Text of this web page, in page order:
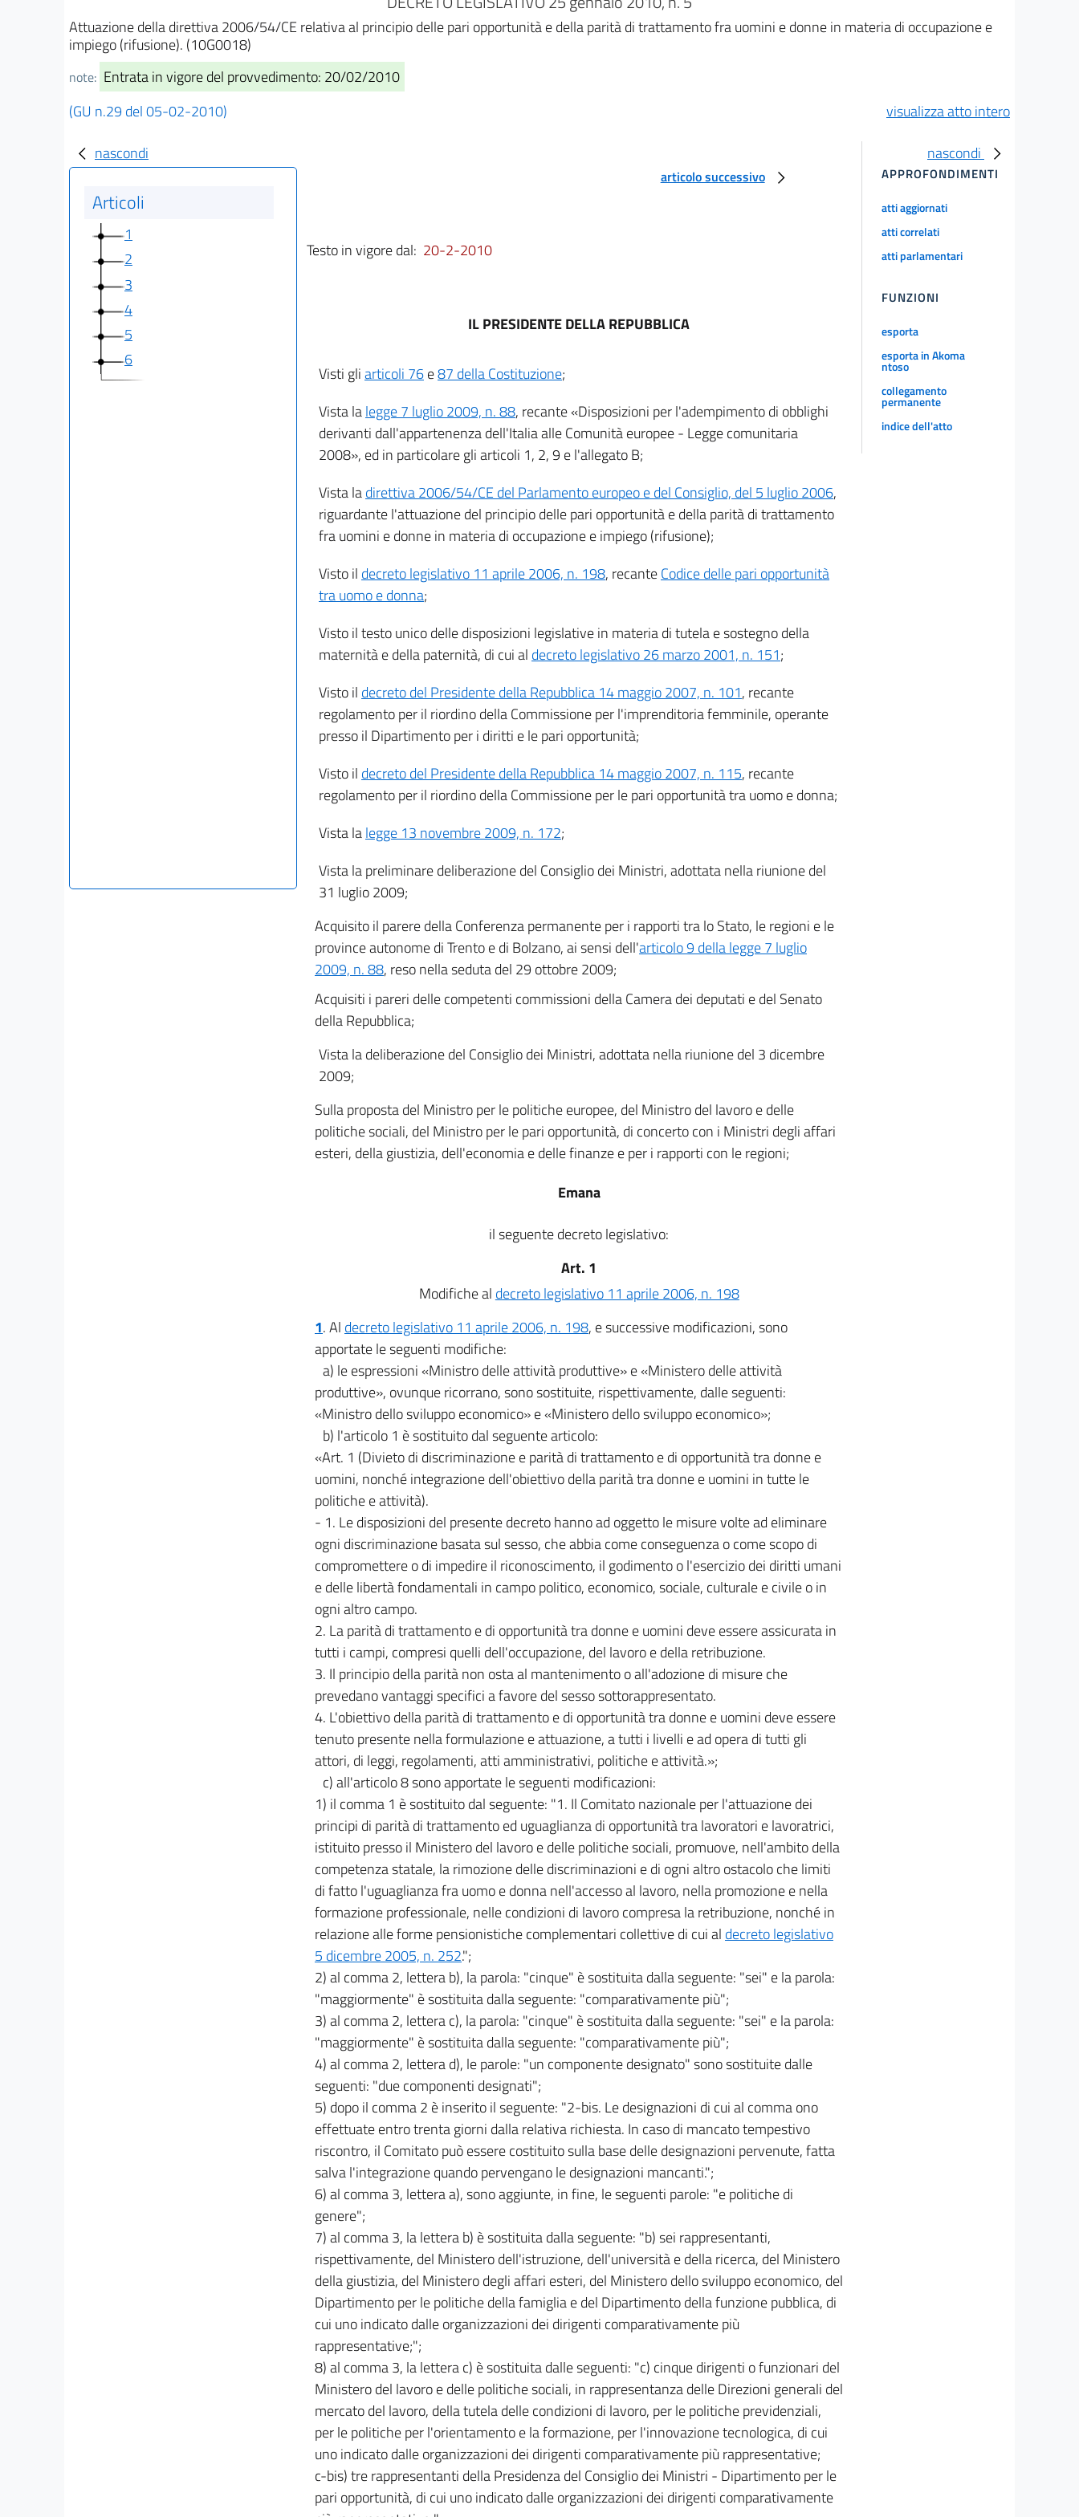
Attuazione della direttiva 2006/54/CE relativa al principio delle pari opportunità e della parità di trattamento fra uomini e donne in materia di occupazione e
impiego (rifusione). (10G0018)
note: Entrata in vigore del provvedimento: 20/02/2010
(GU n.29 del 05-02-2010)
visualizza atto intero
nascondi
Articoli
1
2
3
4
5
6
articolo successivo
Testo in vigore dal: 20-2-2010
IL PRESIDENTE DELLA REPUBBLICA
Visti gliarticoli 76e87 della Costituzione;
Vista lalegge 7 luglio 2009, n. 88, recante «Disposizioni per l'adempimento di obblighi
derivanti dall'appartenenza dell'Italia alle Comunità europee - Legge comunitaria
2008», ed in particolare gli articoli 1, 2, 9 e l'allegato B;
Vista ladirettiva 2006/54/CE del Parlamento europeo e del Consiglio, del 5 luglio 2006,
riguardante l'attuazione del principio delle pari opportunità e della parità di trattamento
fra uomini e donne in materia di occupazione e impiego (rifusione);
Visto il decreto legislativo 11 aprile 2006, n. 198, recanteCodice delle pari opportunità
tra uomo e donna;
Visto il testo unico delle disposizioni legislative in materia di tutela e sostegno della
maternità e della paternità, di cui al decreto legislativo 26 marzo 2001, n. 151;
Visto il decreto del Presidente della Repubblica 14 maggio 2007, n. 101, recante
regolamento per il riordino della Commissione per l'imprenditoria femminile, operante
presso il Dipartimento per i diritti e le pari opportunità;
Visto il decreto del Presidente della Repubblica 14 maggio 2007, n. 115, recante
regolamento per il riordino della Commissione per le pari opportunità tra uomo e donna;
Vista lalegge 13 novembre 2009, n. 172;
Vista la preliminare deliberazione del Consiglio dei Ministri, adottata nella riunione del
31 luglio 2009;
Acquisito il parere della Conferenza permanente per i rapporti tra lo Stato, le regioni e le
province autonome di Trento e di Bolzano, ai sensi dell'articolo 9 della legge 7 luglio
2009, n. 88, reso nella seduta del 29 ottobre 2009;
Acquisiti i pareri delle competenti commissioni della Camera dei deputati e del Senato
della Repubblica;
Vista la deliberazione del Consiglio dei Ministri, adottata nella riunione del 3 dicembre
2009;
Sulla proposta del Ministro per le politiche europee, del Ministro del lavoro e delle
politiche sociali, del Ministro per le pari opportunità, di concerto con i Ministri degli affari
esteri, della giustizia, dell'economia e delle finanze e per i rapporti con le regioni;
Emana
il seguente decreto legislativo:
Art. 1
Modifiche al decreto legislativo 11 aprile 2006, n. 198
1. Al decreto legislativo 11 aprile 2006, n. 198, e successive modificazioni, sono
apportate le seguenti modifiche:
a) le espressioni «Ministro delle attività produttive» e «Ministero delle attività
produttive», ovunque ricorrano, sono sostituite, rispettivamente, dalle seguenti:
«Ministro dello sviluppo economico» e «Ministero dello sviluppo economico»;
b) l'articolo 1 è sostituito dal seguente articolo:
«Art. 1 (Divieto di discriminazione e parità di trattamento e di opportunità tra donne e
uomini, nonché integrazione dell'obiettivo della parità tra donne e uomini in tutte le
politiche e attività).
- 1. Le disposizioni del presente decreto hanno ad oggetto le misure volte ad eliminare
ogni discriminazione basata sul sesso, che abbia come conseguenza o come scopo di
compromettere o di impedire il riconoscimento, il godimento o l'esercizio dei diritti umani
e delle libertà fondamentali in campo politico, economico, sociale, culturale e civile o in
ogni altro campo.
2. La parità di trattamento e di opportunità tra donne e uomini deve essere assicurata in
tutti i campi, compresi quelli dell'occupazione, del lavoro e della retribuzione.
3. Il principio della parità non osta al mantenimento o all'adozione di misure che
prevedano vantaggi specifici a favore del sesso sottorappresentato.
4. L'obiettivo della parità di trattamento e di opportunità tra donne e uomini deve essere
tenuto presente nella formulazione e attuazione, a tutti i livelli e ad opera di tutti gli
attori, di leggi, regolamenti, atti amministrativi, politiche e attività.»;
c) all'articolo 8 sono apportate le seguenti modificazioni:
1) il comma 1 è sostituito dal seguente: "1. Il Comitato nazionale per l'attuazione dei
principi di parità di trattamento ed uguaglianza di opportunità tra lavoratori e lavoratrici,
istituito presso il Ministero del lavoro e delle politiche sociali, promuove, nell'ambito della
competenza statale, la rimozione delle discriminazioni e di ogni altro ostacolo che limiti
di fatto l'uguaglianza fra uomo e donna nell'accesso al lavoro, nella promozione e nella
formazione professionale, nelle condizioni di lavoro compresa la retribuzione, nonché in
relazione alle forme pensionistiche complementari collettive di cui al decreto legislativo
5 dicembre 2005, n. 252.";
2) al comma 2, lettera b), la parola: "cinque" è sostituita dalla seguente: "sei" e la parola:
"maggiormente" è sostituita dalla seguente: "comparativamente più";
3) al comma 2, lettera c), la parola: "cinque" è sostituita dalla seguente: "sei" e la parola:
"maggiormente" è sostituita dalla seguente: "comparativamente più";
4) al comma 2, lettera d), le parole: "un componente designato" sono sostituite dalle
seguenti: "due componenti designati";
5) dopo il comma 2 è inserito il seguente: "2-bis. Le designazioni di cui al comma ono
effettuate entro trenta giorni dalla relativa richiesta. In caso di mancato tempestivo
riscontro, il Comitato può essere costituito sulla base delle designazioni pervenute, fatta
salva l'integrazione quando pervengano le designazioni mancanti.";
6) al comma 3, lettera a), sono aggiunte, in fine, le seguenti parole: "e politiche di
genere";
7) al comma 3, la lettera b) è sostituita dalla seguente: "b) sei rappresentanti,
rispettivamente, del Ministero dell'istruzione, dell'università e della ricerca, del Ministero
della giustizia, del Ministero degli affari esteri, del Ministero dello sviluppo economico, del
Dipartimento per le politiche della famiglia e del Dipartimento della funzione pubblica, di
cui uno indicato dalle organizzazioni dei dirigenti comparativamente più
rappresentative;";
8) al comma 3, la lettera c) è sostituita dalle seguenti: "c) cinque dirigenti o funzionari del
Ministero del lavoro e delle politiche sociali, in rappresentanza delle Direzioni generali del
mercato del lavoro, della tutela delle condizioni di lavoro, per le politiche previdenziali,
per le politiche per l'orientamento e la formazione, per l'innovazione tecnologica, di cui
uno indicato dalle organizzazioni dei dirigenti comparativamente più rappresentative;
c-bis) tre rappresentanti della Presidenza del Consiglio dei Ministri - Dipartimento per le
pari opportunità, di cui uno indicato dalle organizzazioni dei dirigenti comparativamente
nascondi
APPROFONDIMENTI
atti aggiornati
atti correlati
atti parlamentari
FUNZIONI
esporta
esporta in Akoma
ntoso
collegamento
permanente
indice dell'atto